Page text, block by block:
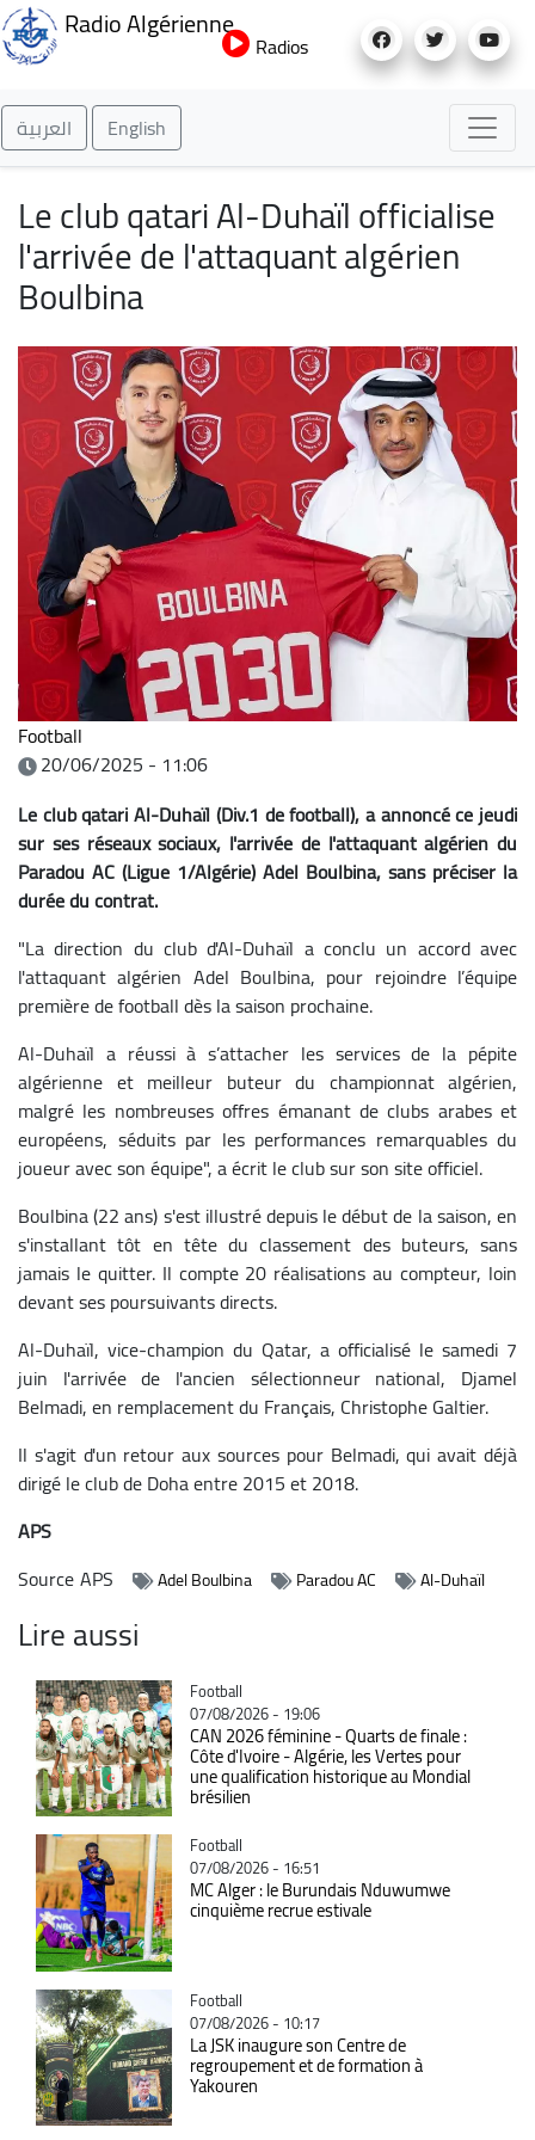
au
Radio Algérienne
Radios
العربية English
Le club qatari Al-Duhaïl officialise
l'arrivée de l'attaquant algérien
Boulbina
Football
20/06/2025 - 11:06
Le club qatari Al-Duhaïl (Div.1 de football), a annoncé ce jeudi
sur ses réseaux sociaux, l'arrivée de l'attaquant algérien du
Paradou AC (Ligue 1/Algérie) Adel Boulbina, sans préciser la
durée du contrat.
"La direction du club d'Al-Duhaïl a conclu un accord avec
l'attaquant algérien Adel Boulbina, pour rejoindre l’équipe
première de football dès la saison prochaine.
Al-Duhaïl a réussi à s’attacher les services de la pépite
algérienne et meilleur buteur du championnat algérien,
malgré les nombreuses offres émanant de clubs arabes et
européens, séduits par les performances remarquables du
joueur avec son équipe", a écrit le club sur son site officiel.
Boulbina (22 ans) s'est illustré depuis le début de la saison, en
s'installant tôt en tête du classement des buteurs, sans
jamais le quitter. Il compte 20 réalisations au compteur, loin
devant ses poursuivants directs.
Al-Duhaïl, vice-champion du Qatar, a officialisé le samedi 7
juin l'arrivée de l'ancien sélectionneur national, Djamel
Belmadi, en remplacement du Français, Christophe Galtier.
Il s'agit d'un retour aux sources pour Belmadi, qui avait déjà
dirigé le club de Doha entre 2015 et 2018.
APS
SourceAPS Adel Boulbina Paradou AC Al-Duhaïl
Lire aussi
Catégorie
Football
07/08/2026 - 19:06
CAN 2026 féminine - Quarts de finale :
Côte d'Ivoire - Algérie, les Vertes pour
une qualification historique au Mondial
brésilien
Catégorie
Football
07/08/2026 - 16:51
MC Alger : le Burundais Nduwumwe
cinquième recrue estivale
Catégorie
Football
07/08/2026 - 10:17
La JSK inaugure son Centre de
regroupement et de formation à
Yakouren